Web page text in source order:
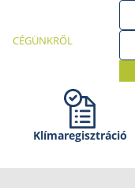
CÉGÜNKRŐL
Klíma­regisztráció